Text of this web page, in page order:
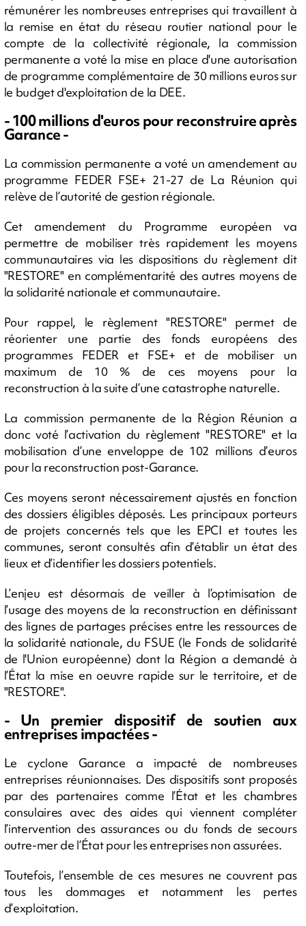
rémunérer les nombreuses entreprises qui travaillent à
la remise en état du réseau routier national pour le
compte de la collectivité régionale, la commission
permanente a voté la mise en place d'une autorisation
de programme complémentaire de 30 millions euros sur
le budget d'exploitation de la DEE.
- 100 millions d'euros pour reconstruire après
Garance -
La commission permanente a voté un amendement au
programme FEDER FSE+ 21-27 de La Réunion qui
relève de l’autorité de gestion régionale.
Cet amendement du Programme européen va
permettre de mobiliser très rapidement les moyens
communautaires via les dispositions du règlement dit
"RESTORE" en complémentarité des autres moyens de
la solidarité nationale et communautaire.
Pour rappel, le règlement "RESTORE" permet de
réorienter une partie des fonds européens des
programmes FEDER et FSE+ et de mobiliser un
maximum de 10 % de ces moyens pour la
reconstruction à la suite d’une catastrophe naturelle.
La commission permanente de la Région Réunion a
donc voté l’activation du règlement "RESTORE" et la
mobilisation d’une enveloppe de 102 millions d’euros
pour la reconstruction post-Garance.
Ces moyens seront nécessairement ajustés en fonction
des dossiers éligibles déposés. Les principaux porteurs
de projets concernés tels que les EPCI et toutes les
communes, seront consultés afin d’établir un état des
lieux et d’identifier les dossiers potentiels.
L’enjeu est désormais de veiller à l’optimisation de
l’usage des moyens de la reconstruction en définissant
des lignes de partages précises entre les ressources de
la solidarité nationale, du FSUE (le Fonds de solidarité
de l'Union européenne) dont la Région a demandé à
l’État la mise en oeuvre rapide sur le territoire, et de
"RESTORE".
- Un premier dispositif de soutien aux
entreprises impactées -
Le cyclone Garance a impacté de nombreuses
entreprises réunionnaises. Des dispositifs sont proposés
par des partenaires comme l’État et les chambres
consulaires avec des aides qui viennent compléter
l’intervention des assurances ou du fonds de secours
outre-mer de l’État pour les entreprises non assurées.
Toutefois, l’ensemble de ces mesures ne couvrent pas
tous les dommages et notamment les pertes
d’exploitation.